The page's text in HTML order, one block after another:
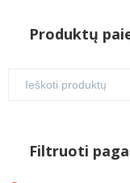
Produktų
Filtruoti